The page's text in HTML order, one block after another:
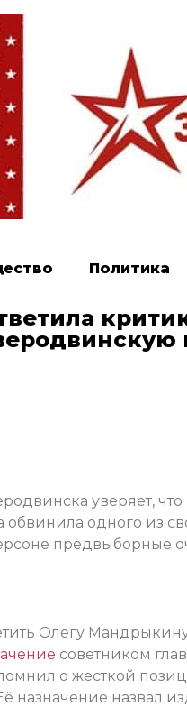
Политика
уверяет,
обвинила одного из
предвыборные
Олегу
советником
о жесткой
назначение назвал